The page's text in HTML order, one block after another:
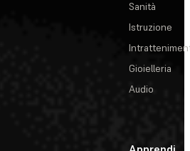
Sanità
Istruzione
Gioielleria
Audio